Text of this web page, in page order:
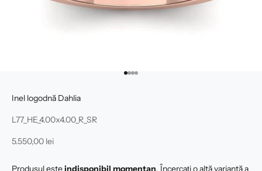
Mergi la articolul 1
Mergi la articolul 2
Mergi la articolul 3
Mergi la articolul 4
Inel logodnă Dahlia
L77_HE_4.00x4.00_R_SR
Preț redus
5.550,00 lei
Produsul esteindisponibil momentan. Încercați o altă variantă a